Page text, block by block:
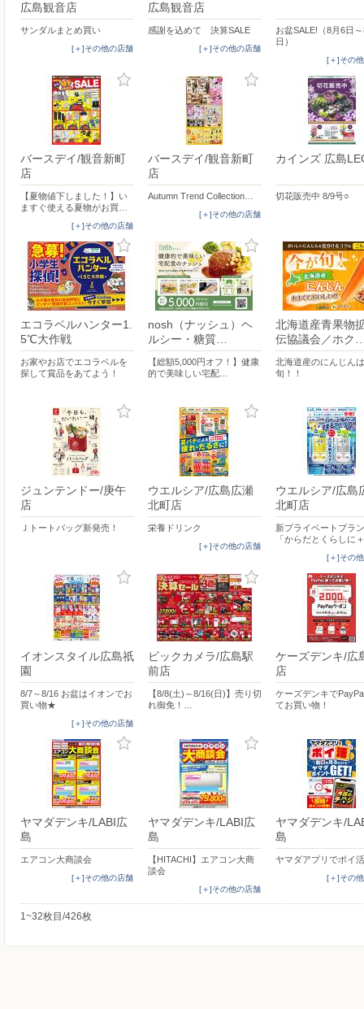
広島観音店
サンダルまとめ買い
[＋]その他の店舗
広島観音店
感謝を込めて 決算SALE
[＋]その他の店舗
お盆SALE!（8月6日
日）
[＋]その
バースデイ/観音新町
店
【夏物値下しました！】い
ますぐ使える夏物がお買…
[＋]その他の店舗
バースデイ/観音新町
店
Autumn Trend Collection…
[＋]その他の店舗
カインズ 広島
切花販売中 8/9号○
エコラベルハンター1.
5℃大作戦
お家やお店でエコラベルを
探して賞品をあてよう！
nosh（ナッシュ）ヘ
ルシー・糖質…
【総額5,000円オフ！】健康
的で美味しい宅配…
北海道産青果物
伝協議会／ホク
北海道産のにんじん
旬！！
ジュンテンドー/庚午
店
Ｊトートバッグ新発売！
ウエルシア/広島広瀬
北町店
栄養ドリンク
[＋]その他の店舗
ウエルシア/広島
北町店
新プライベートブラ
「からだとくらしに
[＋]その
イオンスタイル広島祇
園
8/7～8/16 お盆はイオンでお
買い物★
[＋]その他の店舗
ビックカメラ/広島駅
前店
【8/8(土)～8/16(日)】売り切
れ御免！…
ケーズデンキ/広
店
ケーズデンキで
てお買い物！
ヤマダデンキ/LABI広
島
エアコン大商談会
[＋]その他の店舗
ヤマダデンキ/LABI広
島
【HITACHI】エアコン大商
談会
[＋]その他の店舗
ヤマダデンキ/
島
ヤマダアプリでポイ活
[＋]その
1~32枚目/426枚